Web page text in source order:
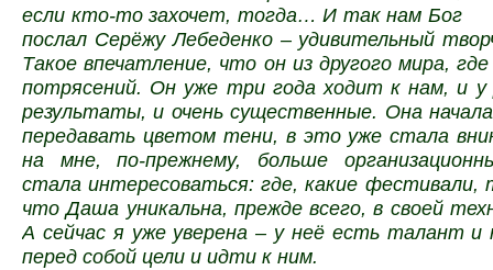
если кто-то захочет, тогда… И так нам Бог
послал Серёжу Лебеденко – удивительный
Такое впечатление, что он из другого мира,
потрясений. Он уже три года ходит к нам, и у
результаты, и очень существенные. Она
передавать цветом тени, в это уже стала
на мне, по-прежнему, больше
стала интересоваться: где, какие фестивали,
что Даша уникальна, прежде всего, в своей
А сейчас я уже уверена – у неё есть талант и
перед собой цели и идти к ним.